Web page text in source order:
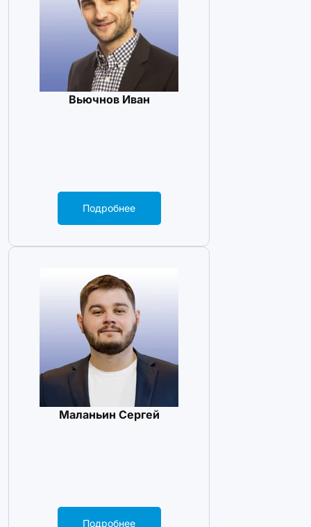
Вьючнов Иван
Подробнее
Маланьин Сергей
Подробнее